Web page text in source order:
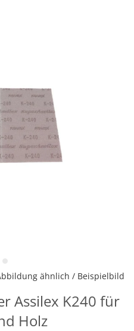
ähnlich / Beispielbild
Assilex K240 für
Holz